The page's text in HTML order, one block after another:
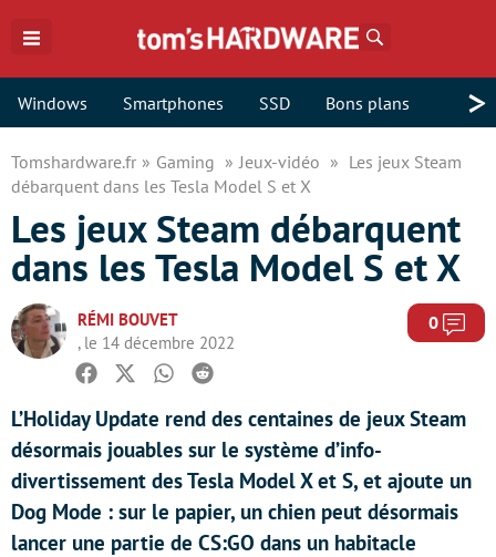
Windows Smartphones SSD Bons plans >
Tomshardware.fr Gaming Jeux-vidéo
Les jeux Steam
débarquent dans les Tesla Model S et X
Les jeux Steam débarquent
dans les Tesla Model S et X
RÉMI BOUVET
, le 14 décembre 2022
0
Facebook
TwitterWhatsapp
Reddit
L’Holiday Update rend des centaines de jeux Steam
désormais jouables sur le système d’info-
divertissement des Tesla Model X et S, et ajoute un
Dog Mode : sur le papier, un chien peut désormais
lancer une partie de CS:GO dans un habitacle